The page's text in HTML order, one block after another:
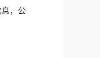
，公